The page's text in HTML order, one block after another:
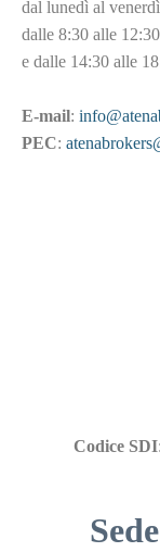
dal lunedì al
dalle 8:30 alle 12:30
e dalle 14:30 alle
E-mail:
PEC:
Codice SDI